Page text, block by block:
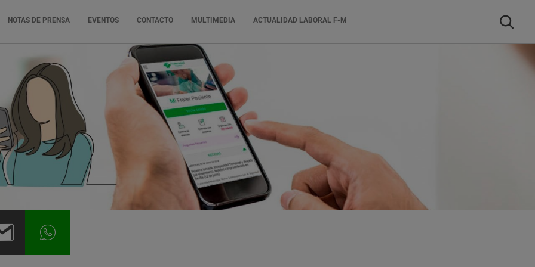
NOTAS DE PRENSA EVENTOS CONTACTO MULTIMEDIA ACTUALIDAD LABORAL F-M Buscar